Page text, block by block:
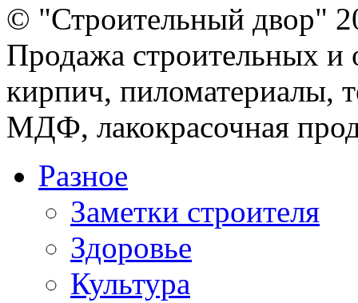
© "Строительный двор"
Продажа строительных и
кирпич, пиломатериалы,
МДФ, лакокрасочная
Разное
Заметки строителя
Здоровье
Культура